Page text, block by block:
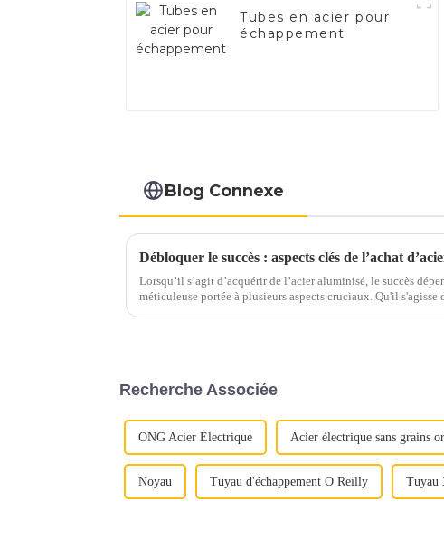
Tubes en acier pour
échappement
Blog Connexe
Débloquer le succès : aspects clés de l’achat
Lorsqu’il s’agit d’acquérir de l’acier aluminisé, le succès
méticuleuse portée à plusieurs aspects cruciaux. Qu'il s'agisse d'assurer une qualité optimale
Recherche Associée
ONG Acier Électrique Acier électrique sans grains
Noyau Tuyau d'échappement O Reilly Tuyau